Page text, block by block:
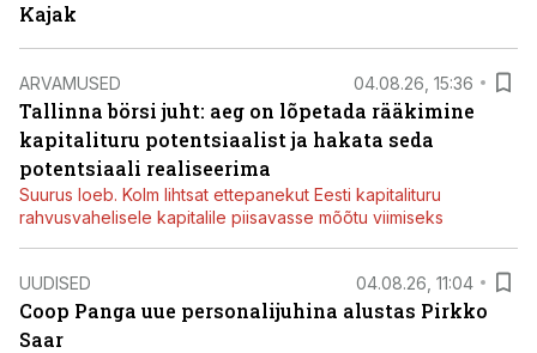
Kajak
ARVAMUSED 04.08.26, 15:36
Tallinna börsi juht: aeg on lõpetada rääkimine
kapitalituru potentsiaalist ja hakata seda
potentsiaali realiseerima
Suurus loeb. Kolm lihtsat ettepanekut Eesti kapitalituru
rahvusvahelisele kapitalile piisavasse mõõtu viimiseks
UUDISED 04.08.26, 11:04
Coop Panga uue personalijuhina alustas Pirkko
Saar